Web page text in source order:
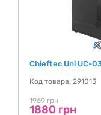
Chieftec Uni UC-
Код товара: 291013
1969 грн
1880 грн